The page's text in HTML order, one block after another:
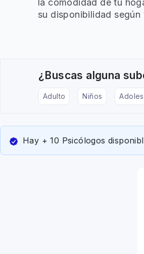
la comodidad de tu
su disponibilidad según
¿Buscas alguna
Adulto Niños
Hay + 10 Psicólogos